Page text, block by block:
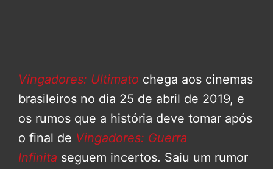
Vingadores: Ultimato chega aos cinemas
brasileiros no dia 25 de abril de 2019, e
os rumos que a história deve tomar após
o final de Vingadores: Guerra
Infinita seguem incertos. Saiu um rumor